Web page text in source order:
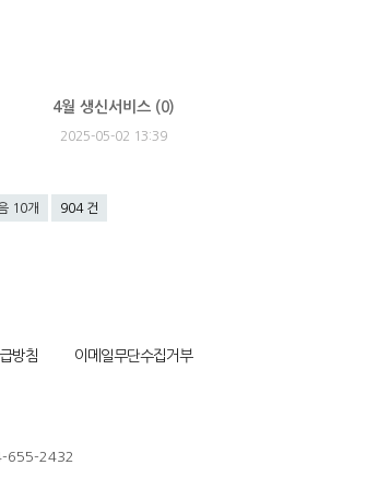
4월 생신서비스 (0)
2025-05-02 13:39
10개 904 건
방침 이메일무단수집거부
655-2432